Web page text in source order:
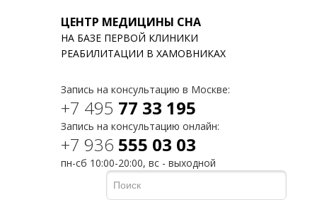
ЦЕНТР МЕДИЦИНЫ СНА
НА БАЗЕ ПЕРВОЙ КЛИНИКИ
РЕАБИЛИТАЦИИ В ХАМОВНИКАХ
Запись на консультацию в Москве:
+7 495 77 33 195
Запись на консультацию онлайн:
+7 936 555 03 03
пн-сб 10:00-20:00, вс - выходной